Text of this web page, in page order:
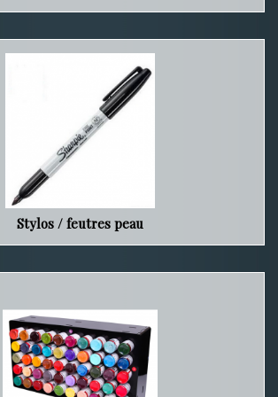
Stylos / feutres peau